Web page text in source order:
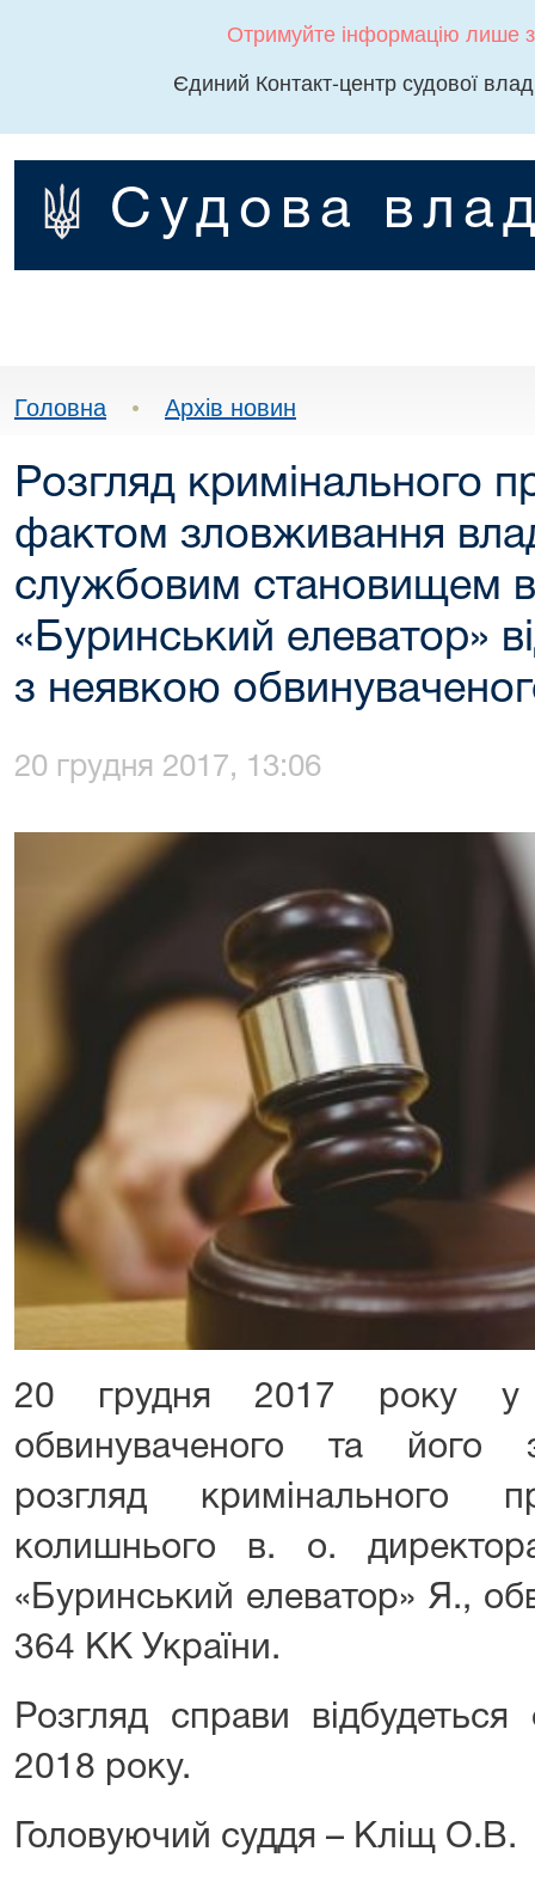
Отримуйте інформацію лише
Єдиний Контакт-центр судової
Судова
Головна • Архів новин
Розгляд кримінального
фактом зловживання
службовим становищем
«Буринський елеватор»
з неявкою
20 грудня 2017, 13:06
20 грудня 2017 року у
обвинуваченого та його
розгляд кримінального
колишнього в. о.
«Буринський елеватор» Я.,
364 КК України.
Розгляд справи
2018 року.
Головуючий суддя – Кліщ О.В.